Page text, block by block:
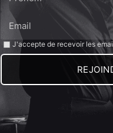
J'accepte de recevoir les